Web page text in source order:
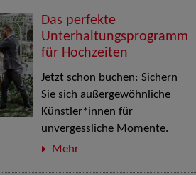
Das perfekte
Unterhaltungsprogramm
für Hochzeiten
Jetzt schon buchen: Sichern
Sie sich außergewöhnliche
Künstler*innen für
unvergessliche Momente.
Mehr